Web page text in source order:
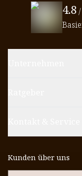
4.8 /
Kunden über uns